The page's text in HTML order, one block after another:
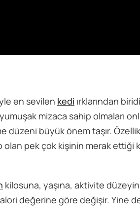
en sevilen kedi ırklarından
mizaca sahip olmaları
düzeni büyük önem taşır.
pek çok kişinin merak ettiği
kilosuna, yaşına, aktivite
kalori değerine göre değişir. Yine